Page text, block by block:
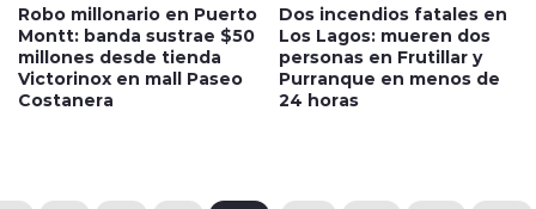
Robo millonario en Puerto
Montt: banda sustrae $50
millones desde tienda
Victorinox en mall Paseo
Costanera
Dos incendios fatales en
Los Lagos: mueren dos
personas en Frutillar y
Purranque en menos de
24 horas